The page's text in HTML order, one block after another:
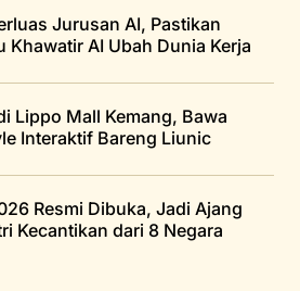
Jurusan AI, Pastikan
Khawatir AI Ubah Dunia Kerja
Lippo Mall Kemang, Bawa
Interaktif Bareng Liunic
Resmi Dibuka, Jadi Ajang
Kecantikan dari 8 Negara